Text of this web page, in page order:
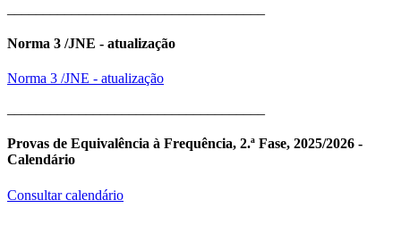
Norma 3 /JNE - atualização
Norma 3 /JNE - atualização
Provas de Equivalência à Frequência, 2.ª Fase, 2025/2026 -
Calendário
Consultar calendário